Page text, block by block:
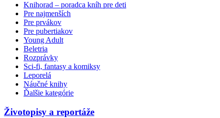
Knihorad – poradca kníh pre deti
Pre najmenších
Pre prvákov
Pre pubertiakov
Young Adult
Beletria
Rozprávky
Sci-fi, fantasy a komiksy
Leporelá
Náučné knihy
Ďalšie kategórie
Životopisy a reportáže